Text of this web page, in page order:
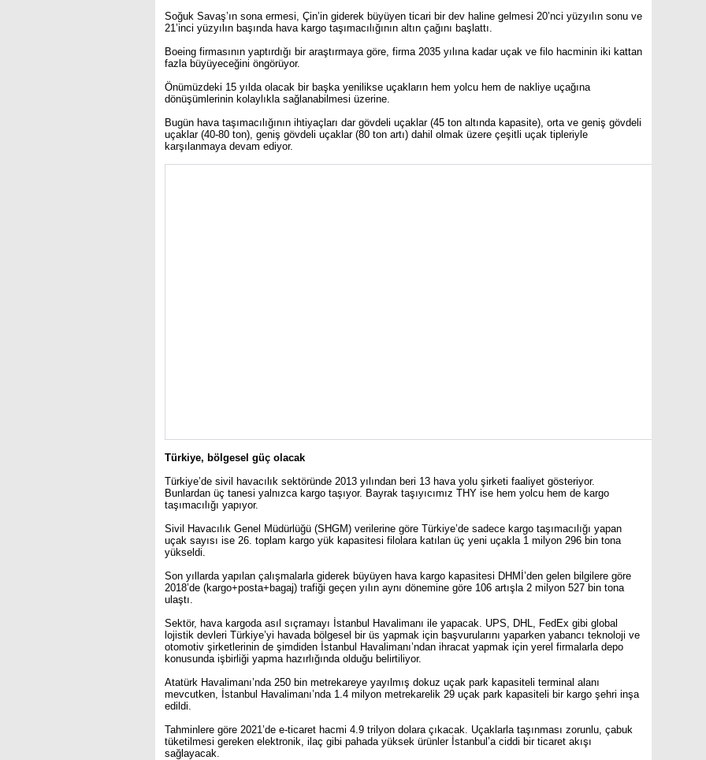
Soğuk Savaş’ın sona ermesi, Çin’in giderek büyüyen ticari bir dev haline gelmesi 20’nci yüzyılın sonu ve
21’inci yüzyılın başında hava kargo taşımacılığının altın çağını başlattı.
Boeing firmasının yaptırdığı bir araştırmaya göre, firma 2035 yılına kadar uçak ve filo hacminin iki kattan
fazla büyüyeceğini öngörüyor.
Önümüzdeki 15 yılda olacak bir başka yenilikse uçakların hem yolcu hem de nakliye uçağına
dönüşümlerinin kolaylıkla sağlanabilmesi üzerine.
Bugün hava taşımacılığının ihtiyaçları dar gövdeli uçaklar (45 ton altında kapasite), orta ve geniş gövdeli
uçaklar (40-80 ton), geniş gövdeli uçaklar (80 ton artı) dahil olmak üzere çeşitli uçak tipleriyle
karşılanmaya devam ediyor.
Türkiye, bölgesel güç olacak
Türkiye’de sivil havacılık sektöründe 2013 yılından beri 13 hava yolu şirketi faaliyet gösteriyor.
Bunlardan üç tanesi yalnızca kargo taşıyor. Bayrak taşıyıcımız THY ise hem yolcu hem de kargo
taşımacılığı yapıyor.
Sivil Havacılık Genel Müdürlüğü (SHGM) verilerine göre Türkiye’de sadece kargo taşımacılığı yapan
uçak sayısı ise 26. toplam kargo yük kapasitesi filolara katılan üç yeni uçakla 1 milyon 296 bin tona
yükseldi.
Son yıllarda yapılan çalışmalarla giderek büyüyen hava kargo kapasitesi DHMİ’den gelen bilgilere göre
2018’de (kargo+posta+bagaj) trafiği geçen yılın aynı dönemine göre 106 artışla 2 milyon 527 bin tona
ulaştı.
Sektör, hava kargoda asıl sıçramayı İstanbul Havalimanı ile yapacak. UPS, DHL, FedEx gibi global
lojistik devleri Türkiye’yi havada bölgesel bir üs yapmak için başvurularını yaparken yabancı teknoloji ve
otomotiv şirketlerinin de şimdiden İstanbul Havalimanı’ndan ihracat yapmak için yerel firmalarla depo
konusunda işbirliği yapma hazırlığında olduğu belirtiliyor.
Atatürk Havalimanı’nda 250 bin metrekareye yayılmış dokuz uçak park kapasiteli terminal alanı
mevcutken, İstanbul Havalimanı’nda 1.4 milyon metrekarelik 29 uçak park kapasiteli bir kargo şehri inşa
edildi.
Tahminlere göre 2021’de e-ticaret hacmi 4.9 trilyon dolara çıkacak. Uçaklarla taşınması zorunlu, çabuk
tüketilmesi gereken elektronik, ilaç gibi pahada yüksek ürünler İstanbul’a ciddi bir ticaret akışı
sağlayacak.